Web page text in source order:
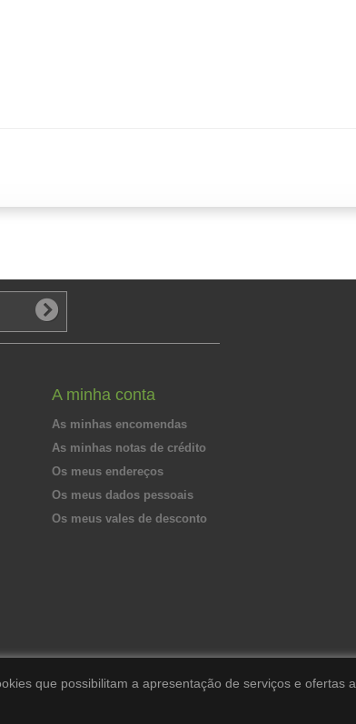
A minha conta
As minhas encomendas
As minhas notas de crédito
Os meus endereços
Os meus dados pessoais
Os meus vales de desconto
que possibilitam a apresentação de serviços e